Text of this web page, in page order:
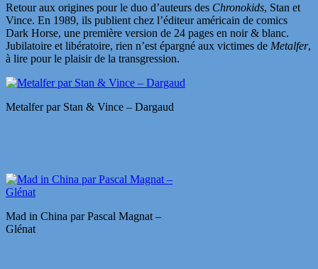
Retour aux origines pour le duo d’auteurs des Chronokids, Stan et
Vince. En 1989, ils publient chez l’éditeur américain de comics
Dark Horse, une première version de 24 pages en noir & blanc.
Jubilatoire et libératoire, rien n’est épargné aux victimes de Metalfer,
à lire pour le plaisir de la transgression.
Metalfer par Stan & Vince – Dargaud
Mad in China par Pascal Magnat –
Glénat